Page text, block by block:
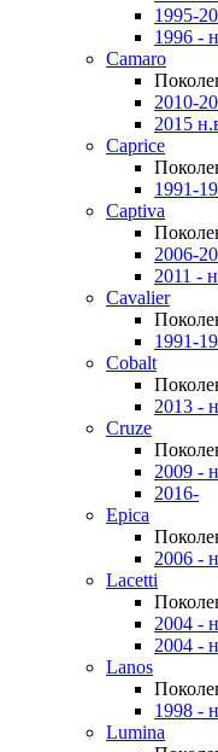
1995-
1996 -
Camaro
2010-
2015
Caprice
1991-
Captiva
2006-
2011 -
Cavalier
1991-
Cobalt
2013 -
Cruze
2009 -
2016-
Epica
2006 -
Lacetti
2004 -
2004 -
Lanos
1998 -
Lumina